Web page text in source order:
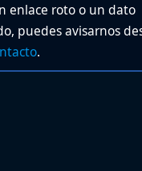
enlace roto o un dato
puedes avisarnos
.